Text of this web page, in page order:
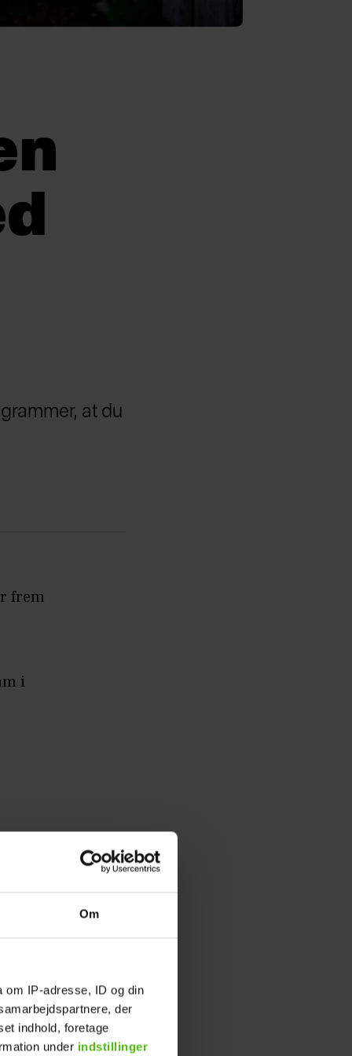
Om
IP-adresse, ID og din
der
indhold, foretage
under indstillinger
at du
frem
i